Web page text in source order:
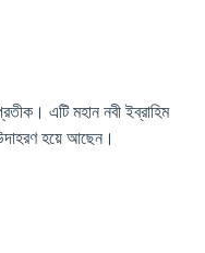
এটি মহান নবী ইব্রাহিম
হয়ে আছেন।